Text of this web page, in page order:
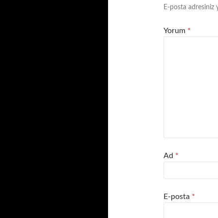
E-posta adresiniz
Yorum *
Ad *
E-posta *